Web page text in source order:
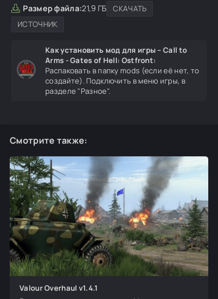
Размер файла:21,9 ГБ
СКАЧАТЬ
ИСТОЧНИК
Как установить мод для игры – Call to
Arms - Gates of Hell: Ostfront:
Распаковать в папку mods (если её нет, то
создайте). Подключить в меню игры, в
разделе "Разное".
Смотрите также:
Valour Overhaul v1.4.1